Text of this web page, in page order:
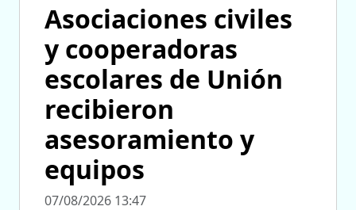
Asociaciones civiles
y cooperadoras
escolares de Unión
recibieron
asesoramiento y
equipos
07/08/2026 13:47